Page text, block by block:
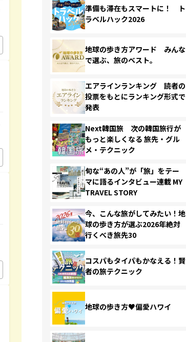
準備も滞在もスマートに！ ト
ラベルハック2026
地球の歩き方アワード みんな
で選ぶ、旅のベスト。
エアラインランキング 読者の
投票をもとにランキング形式で
発表
Next韓国旅 次の韓国旅行が
もっと楽しくなる 旅先・グル
メ・テクニック
旬な“あの人”が「旅」をテー
マに語るインタビュー連載 MY
TRAVEL STORY
今、こんな旅がしてみたい！地
球の歩き方が選ぶ2026年絶対
行くべき旅先30
コスパもタイパもかなえる！賢
者の旅テクニック
地球の歩き方♥偏愛ハワイ